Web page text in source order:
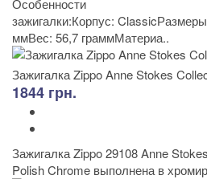
Особенности
зажигалки:Корпус:
ммВес: 56,7 граммМатериа..
Зажигалка Zippo Anne Stokes
1844 грн.
Зажигалка Zippo 29108 Anne
Polish Chrome выполнена в